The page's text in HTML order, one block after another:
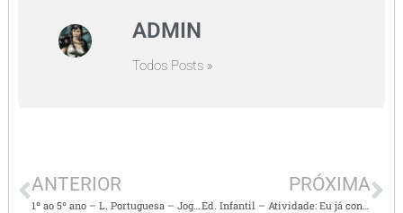
ADMIN
Todos Posts »
ANTERIOR PRÓXIMA